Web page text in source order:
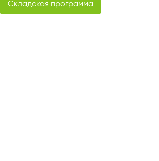
Складская программа